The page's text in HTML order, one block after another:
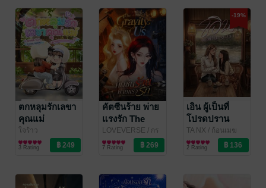
ตกหลุมรักเลขา
คุณแม่
ใจร้าว
นิยาย Girl
Love/Yuri
3 Rating
คัตซีนร้าย พ่าย
แรงรัก The
Gravity of Us
LOVEVERSE / กร
กวีร์
นิยาย Girl
Love/Yuri
7 Rating
-19%
เอิน ผู้เป็นที่
โปรดปราน
TA NX / ก้อนเมฆ
ของพระอาทิตย์:)
นิยาย Girl
Love/Yuri
2 Rating